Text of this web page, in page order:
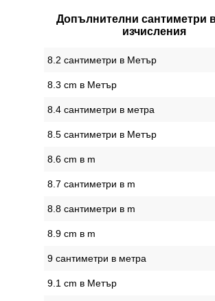
Допълнителни сантиметри
изчисления
8.2 сантиметри в Метър
8.3 cm в Метър
8.4 сантиметри в метра
8.5 сантиметри в Метър
8.6 cm в m
8.7 сантиметри в m
8.8 сантиметри в m
8.9 cm в m
9 сантиметри в метра
9.1 cm в Метър